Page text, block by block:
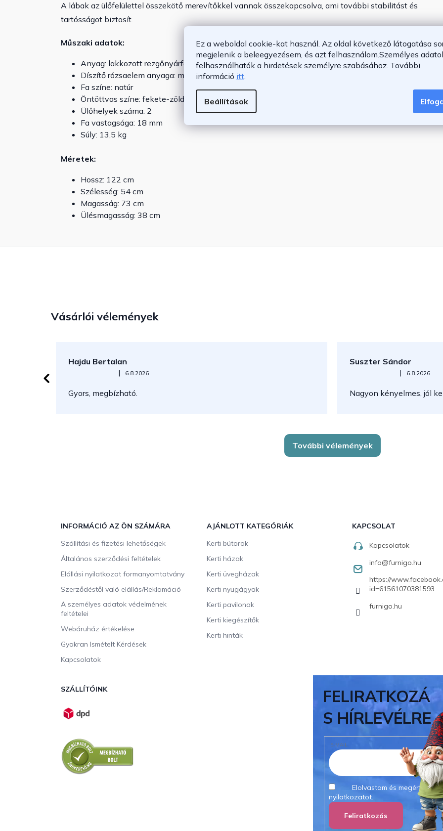
Ez a weboldal cookie-kat használ. Az oldal következő látogatása
megjelenik a beleegyezésem, és azt felhasználom.Személyes
felhasználhatók a hirdetések személyre szabásához. További
információ itt.
Beállítások
A lábak az ülőfelülettel összekötő merevítőkkel vannak összekapcsolva, ami további stabilitást és
tartósságot biztosít.
Műszaki adatok:
Anyag: lakkozott rezgőnyárfa, porszórt öntöttvas
Díszítő rózsaelem anyaga: műanyag
Fa színe: natúr
Öntöttvas színe: fekete-zöld
Ülőhelyek száma: 2
Fa vastagsága: 18 mm
Súly: 13,5 kg
Méretek:
Hossz: 122 cm
Szélesség: 54 cm
Magasság: 73 cm
Ülésmagasság: 38 cm
Vásárlói vélemények
Hajdu Bertalan
Az áruház értékelése 5-ből 5 csillag.
| 6.8.2026
Gyors, megbízható.
Suszter Sándor
Az áruház értékelése 5-ből
| 6.8.2026
Nagyon kényelmes, jól
További vélemények
INFORMÁCIÓ AZ ÖN SZÁMÁRA
Szállítási és fizetési lehetőségek
Általános szerződési feltételek
Elállási nyilatkozat formanyomtatvány
Szerződéstől való elállás/Reklamáció
A személyes adatok védelmének
feltételei
Webáruház értékelése
Gyakran Ismételt Kérdések
Kapcsolatok
AJÁNLOTT KATEGÓRIÁK
Kerti bútorok
Kerti házak
Kerti üvegházak
Kerti nyugágyak
Kerti pavilonok
Kerti kiegészítők
Kerti hinták
KAPCSOLAT
Kapcsolatok
info@furnigo.hu
https://
id=61561070381593
furnigo.hu
SZÁLLÍTÓINK
FELIRATKOZÁ
S HÍRLEVÉLRE
E-MAIL
Elolvastam és
nyilatkozatot.
Feliratkozás